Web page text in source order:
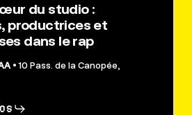
du studio :
productrices et
dans le rap
• 10 Pass. de la Canopée,